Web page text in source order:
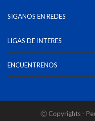
SIGANOS EN REDES
LIGAS DE INTERES
ENCUENTRENOS
Ⓒ Copyrights -